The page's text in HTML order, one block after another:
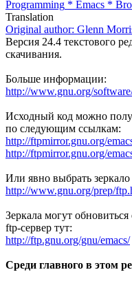
Programming * Emacs *
Translation
Original author: Glenn
Версия 24.4 текстового
скачивания.
Больше информации:
http://www.gnu.org/
Исходный код можно
по следующим ссылкам:
http://ftpmirror.gnu.org/
http://ftpmirror.gnu.org/
Или явно выбрать зеркало
http://www.gnu.org/prep/
Зеркала могут
ftp-сервер тут:
http://ftp.gnu.org/gnu/emacs/
Среди главного в этом